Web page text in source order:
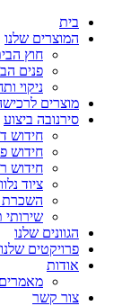
בית
המוצרים שלנו
חוץ
פנים
ניקוי
מוצרים
סירנובה ביצוע
חידוש
חידוש
חידוש
ציוד
השכרת
הגוונים שלנו
פרויקטים שלנו
אודות
מאמרים
צור קשר